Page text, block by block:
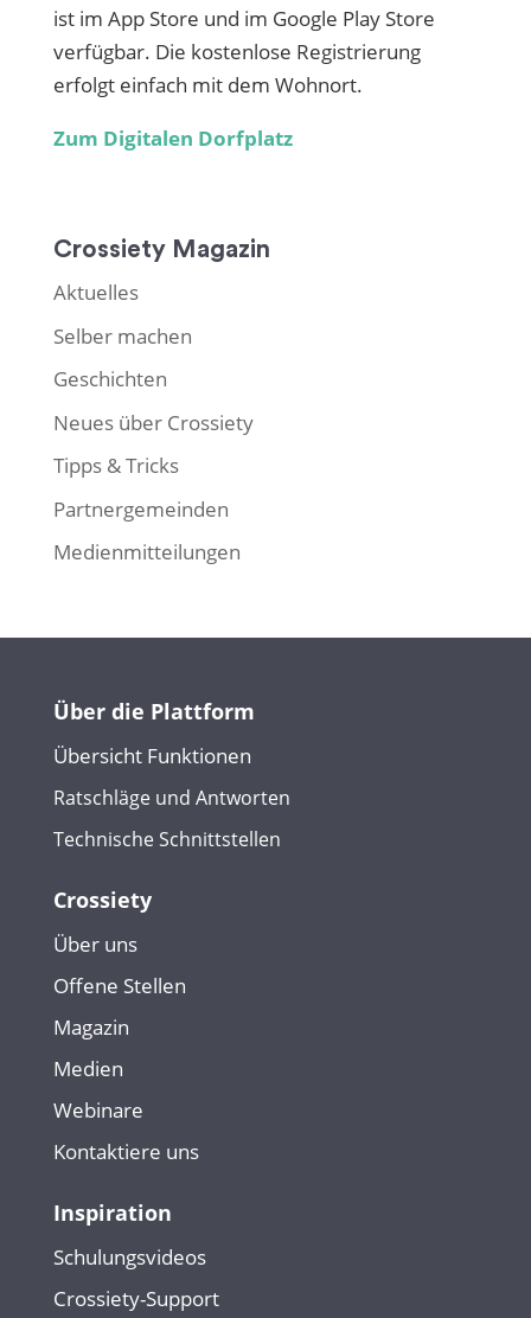
ist im App Store und im Google Play Store
verfügbar. Die kostenlose Registrierung
erfolgt einfach mit dem Wohnort.
Zum Digitalen Dorfplatz
Crossiety Magazin
Aktuelles
Selber machen
Geschichten
Neues über Crossiety
Tipps & Tricks
Partnergemeinden
Medienmitteilungen
Über die Plattform
Übersicht Funktionen
Ratschläge und Antworten
Technische Schnittstellen
Crossiety
Über uns
Offene Stellen
Magazin
Medien
Webinare
Kontaktiere uns
Inspiration
Schulungsvideos
Crossiety-Support